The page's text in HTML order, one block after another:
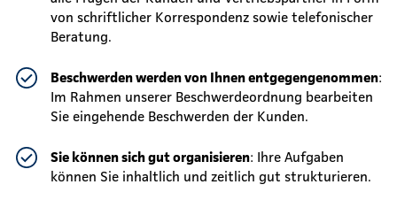
von schriftlicher Korrespondenz sowie telefonischer
Beratung.
Beschwerden werden von Ihnen entgegengenommen:
Im Rahmen unserer Beschwerdeordnung bearbeiten
Sie eingehende Beschwerden der Kunden.
Sie können sich gut organisieren: Ihre Aufgaben
können Sie inhaltlich und zeitlich gut strukturieren.